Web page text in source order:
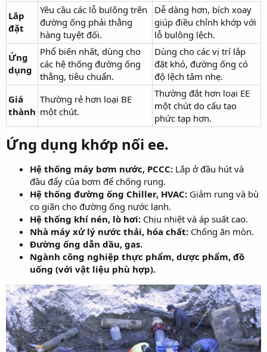
Lắp
đặt
Yêu cầu các lỗ bulông trên
đường ống phải thẳng
hàng tuyệt đối.
Dễ dàng hơn, bích xoay
giúp điều chỉnh khớp với
lỗ bulông lệch.
Ứng
dụng
Phổ biến nhất, dùng cho
các hệ thống đường ống
thẳng, tiêu chuẩn.
Dùng cho các vị trí lắp
đặt khó, đường ống có
độ lệch tâm nhẹ.
Giá
thành
Thường rẻ hơn loại BE
một chút.
Thường đắt hơn loại EE
một chút do cấu tạo
phức tạp hơn.
Ứng dụng khớp nối ee.
Hệ thống máy bơm nước, PCCC: Lắp ở đầu hút và
đầu đẩy của bơm để chống rung.
Hệ thống đường ống Chiller, HVAC: Giảm rung và bù
co giãn cho đường ống nước lạnh.
Hệ thống khí nén, lò hơi: Chịu nhiệt và áp suất cao.
Nhà máy xử lý nước thải, hóa chất: Chống ăn mòn.
Đường ống dẫn dầu, gas.
Ngành công nghiệp thực phẩm, dược phẩm, đồ
uống (với vật liệu phù hợp).